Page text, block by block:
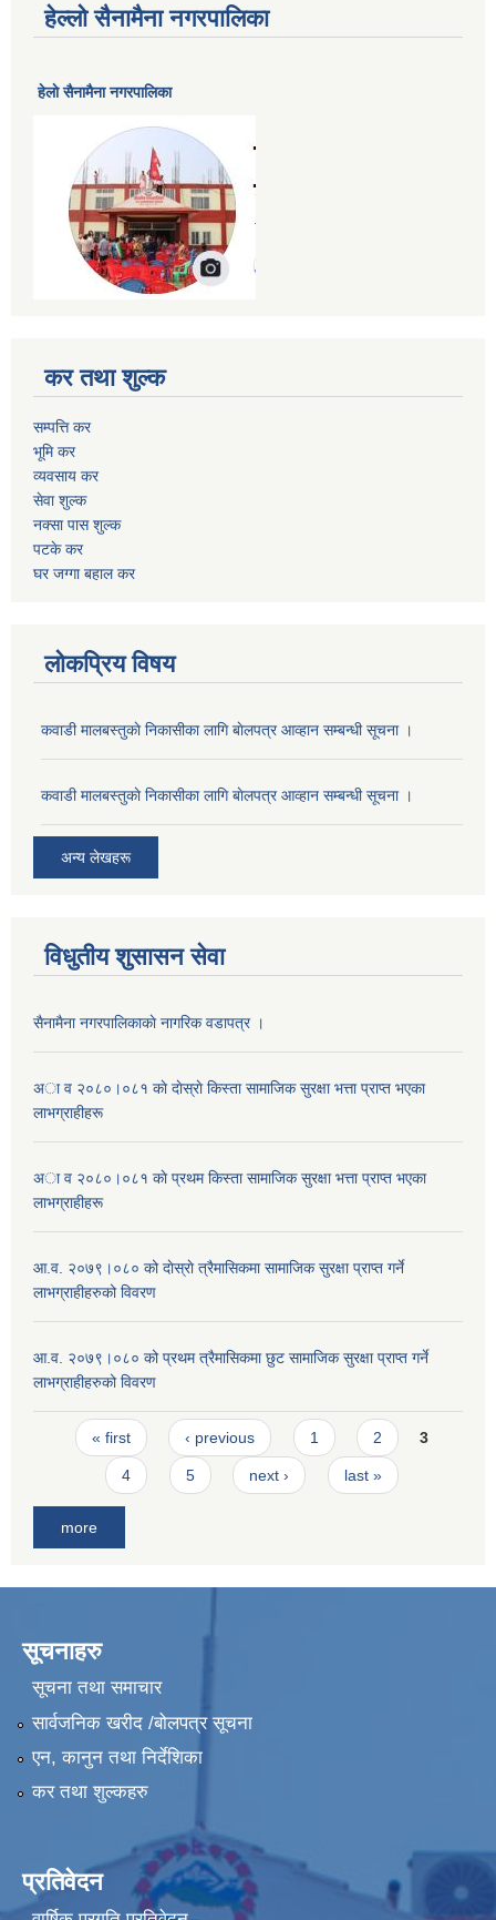
हेल्लो सैनामैना नगरपालिका
हेलाे सैनामैना नगरपालिका
कर तथा शुल्क
सम्पत्ति कर
भूमि कर
व्यवसाय कर
सेवा शुल्क
नक्सा पास शुल्क
पटके कर
घर जग्गा बहाल कर
लोकप्रिय विषय
कवाडी मालबस्तुकाे निकासीका लागि बाेलपत्र आव्हान सम्बन्धी सूचना ।
कवाडी मालबस्तुकाे निकासीका लागि बाेलपत्र आव्हान सम्बन्धी सूचना ।
अन्य लेखहरू
विधुतीय शुसासन सेवा
सैनामैना नगरपालिकाकाे नागरिक वडापत्र ।
अा व २०८०।०८१ काे दाेस्राे किस्ता सामाजिक सुरक्षा भत्ता प्राप्त भएका
लाभग्राहीहरू
अा व २०८०।०८१ काे प्रथम किस्ता सामाजिक सुरक्षा भत्ता प्राप्त भएका
लाभग्राहीहरू
आ.व. २०७९।०८० को दाेस्राे त्रैमासिकमा सामाजिक सुरक्षा प्राप्त गर्ने
लाभग्राहीहरुको विवरण
आ.व. २०७९।०८० को प्रथम त्रैमासिकमा छुट सामाजिक सुरक्षा प्राप्त गर्ने
लाभग्राहीहरुको विवरण
Pages
« first ‹ previous 1 2 3
4 5 next › last »
more
सूचनाहरु
सूचना तथा समाचार
सार्वजनिक खरीद /बोलपत्र सूचना
एन, कानुन तथा निर्देशिका
कर तथा शुल्कहरु
प्रतिवेदन